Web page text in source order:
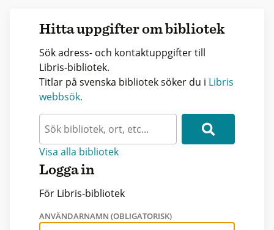
Hitta uppgifter om bibliotek
Sök adress- och kontaktuppgifter till
Libris-bibliotek.
Titlar på svenska bibliotek söker du i Libris
webbsök.
Visa alla bibliotek
Logga in
För Libris-bibliotek
ANVÄNDARNAMN (OBLIGATORISK)